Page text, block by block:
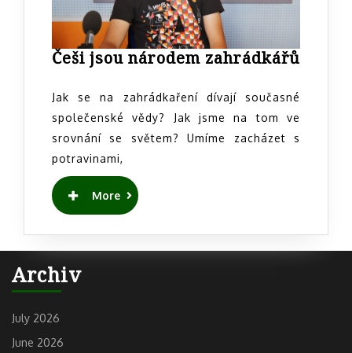
Češi jsou národem zahrádkářů
Jak se na zahrádkaření dívají současné
společenské vědy? Jak jsme na tom ve
srovnání se světem? Umíme zacházet s
potravinami,
More
READ
MORE
Archiv
July 2026
June 2026